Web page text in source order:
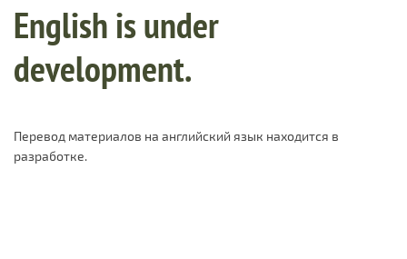
English is under
development.
Перевод материалов на английский язык находится в
разработке.